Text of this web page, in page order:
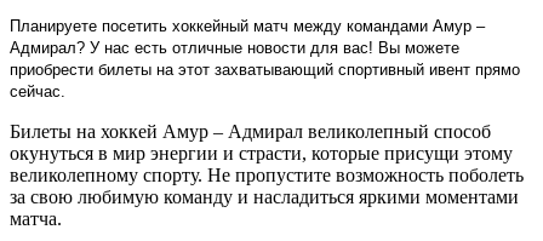
Планируете посетить хоккейный матч между командами Амур –
Адмирал? У нас есть отличные новости для вас! Вы можете
приобрести билеты на этот захватывающий спортивный ивент прямо
сейчас.
Билеты на хоккей Амур – Адмирал великолепный способ
окунуться в мир энергии и страсти, которые присущи этому
великолепному спорту. Не пропустите возможность поболеть
за свою любимую команду и насладиться яркими моментами
матча.